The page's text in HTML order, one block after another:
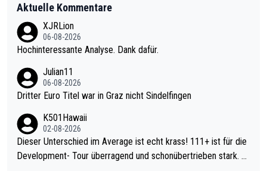
Aktuelle Kommentare
XJRLion
06-08-2026
Hochinteressante Analyse. Dank dafür.
Julian11
06-08-2026
Dritter Euro Titel war in Graz nicht Sindelfingen
K501Hawaii
02-08-2026
Dieser Unterschied im Average ist echt krass! 111+ ist für die
Development- Tour überragend und schonübertrieben stark. U